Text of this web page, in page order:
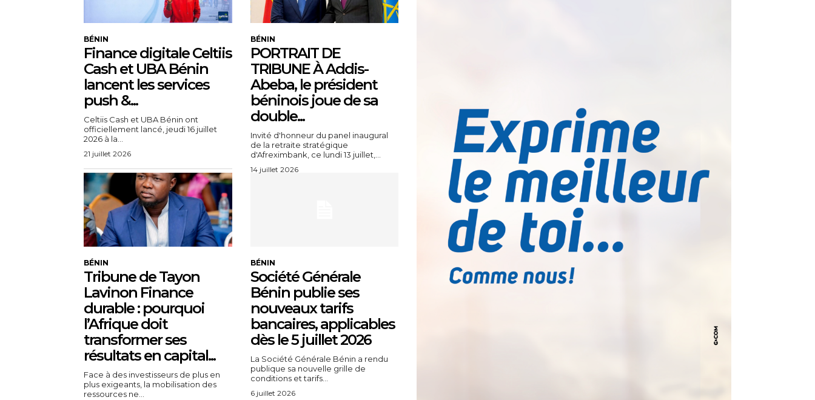
BÉNIN
Finance digitale Celtiis
Cash et UBA Bénin
lancent les services
push &...
Celtiis Cash et UBA Bénin ont
officiellement lancé, jeudi 16 juillet
2026 à la...
21 juillet 2026
BÉNIN
PORTRAIT DE
TRIBUNE À Addis-
Abeba, le président
béninois joue de sa
double...
Invité d'honneur du panel inaugural
de la retraite stratégique
d'Afreximbank, ce lundi 13 juillet,...
14 juillet 2026
BÉNIN
Tribune de Tayon
Lavinon Finance
durable : pourquoi
l’Afrique doit
transformer ses
résultats en capital...
Face à des investisseurs de plus en
plus exigeants, la mobilisation des
ressources ne...
BÉNIN
Société Générale
Bénin publie ses
nouveaux tarifs
bancaires, applicables
dès le 5 juillet 2026
La Société Générale Bénin a rendu
publique sa nouvelle grille de
conditions et tarifs...
6 juillet 2026